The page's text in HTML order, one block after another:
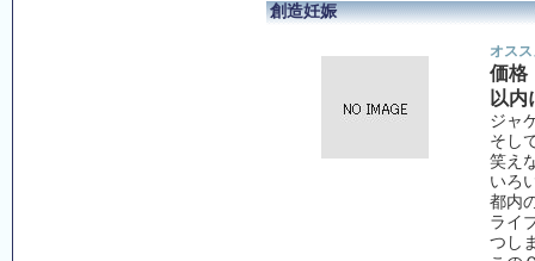
創造妊娠
オス
価格
以内
ジャ
そし
笑え
いろ
都内
ライ
つし